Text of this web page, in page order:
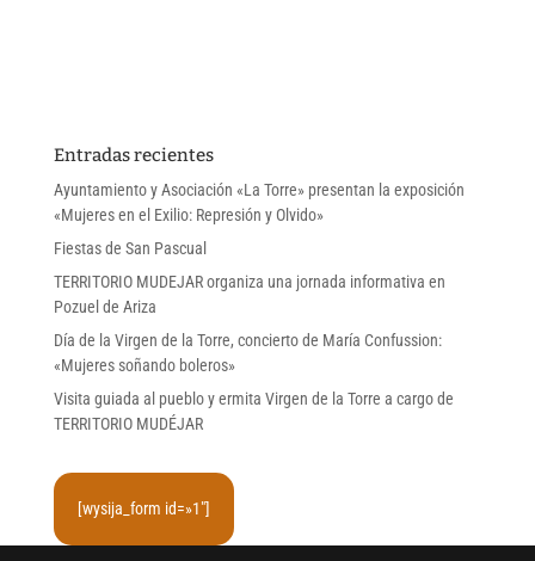
Entradas recientes
Ayuntamiento y Asociación «La Torre» presentan la exposición
«Mujeres en el Exilio: Represión y Olvido»
Fiestas de San Pascual
TERRITORIO MUDEJAR organiza una jornada informativa en
Pozuel de Ariza
Día de la Virgen de la Torre, concierto de María Confussion:
«Mujeres soñando boleros»
Visita guiada al pueblo y ermita Virgen de la Torre a cargo de
TERRITORIO MUDÉJAR
[wysija_form id=»1″]